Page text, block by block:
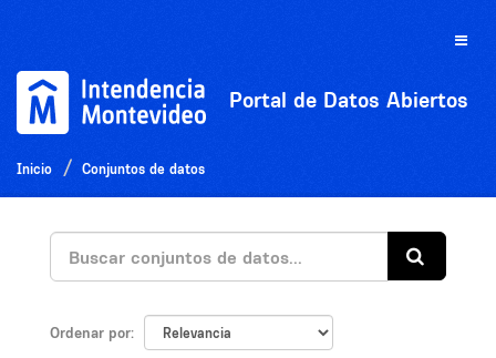
Toggle
Portal de Datos Abiertos
Inicio Conjuntos de datos
Ordenar por